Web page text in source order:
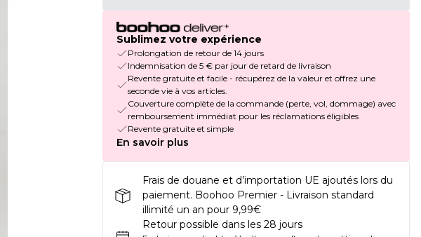
Sublimez votre expérience
Prolongation de retour de 14 jours
Indemnisation de 5 € par jour de retard de livraison
Revente gratuite et facile - récupérez de la valeur et offrez une
seconde vie à vos articles.
Couverture complète de la commande (perte, vol, dommage) avec
remboursement immédiat pour les réclamations éligibles
Revente gratuite et simple
En savoir plus
Frais de douane et d’importation UE ajoutés lors du
paiement. Boohoo Premier - Livraison standard
illimité un an pour 9,99€
Retour possible dans les 28 jours